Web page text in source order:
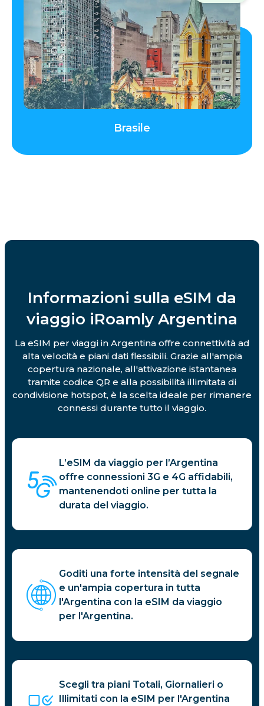
Brasile
Informazioni sulla eSIM da
viaggio iRoamly Argentina
La eSIM per viaggi in Argentina offre connettività ad
alta velocità e piani dati flessibili. Grazie all'ampia
copertura nazionale, all'attivazione istantanea
tramite codice QR e alla possibilità illimitata di
condivisione hotspot, è la scelta ideale per rimanere
connessi durante tutto il viaggio.
L’eSIM da viaggio per l’Argentina
offre connessioni 3G e 4G affidabili,
mantenendoti online per tutta la
durata del viaggio.
Goditi una forte intensità del segnale
e un'ampia copertura in tutta
l'Argentina con la eSIM da viaggio
per l'Argentina.
Scegli tra piani Totali, Giornalieri o
Illimitati con la eSIM per l'Argentina